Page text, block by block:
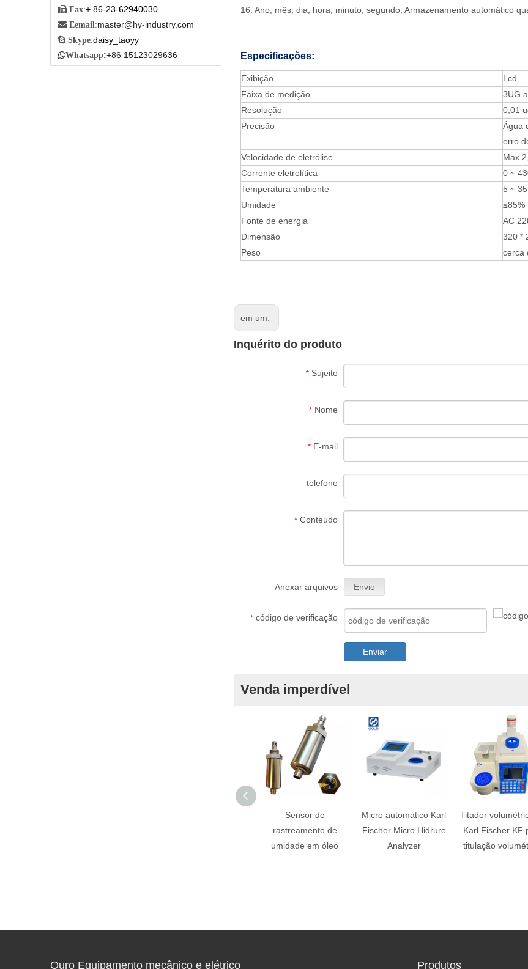
 Fax:+ 86-23-62940030
 Eemail :master@hy-industry.com
 Skype:daisy_taoyy
Whatsapp:+86 15123029636
16. Ano, mês, dia, hora, minuto, segundo; Armazenamento automático
Especificações:
Exibição
Lcd.
Faixa de medição
3UG
Resolução
0,01
Precisão
Água
erro
Velocidade de eletrólise
Max
Corrente eletrolítica
0 ~
Temperatura ambiente
5 ~
Umidade
≤85%
Fonte de energia
AC
Dimensão
320 *
Peso
cerca
em um:
Inquérito do produto
* Sujeito
* Nome
* E-mail
telefone
* Conteúdo
Anexar arquivos Envio
* código de verificação
Enviar
Venda imperdível
Sensor de
rastreamento de
umidade em óleo
Micro automático Karl
Fischer Micro Hidrure
Analyzer
Titador
Karl Fischer KF
titulação
Ouro Equipamento mecânico e elétrico Produtos